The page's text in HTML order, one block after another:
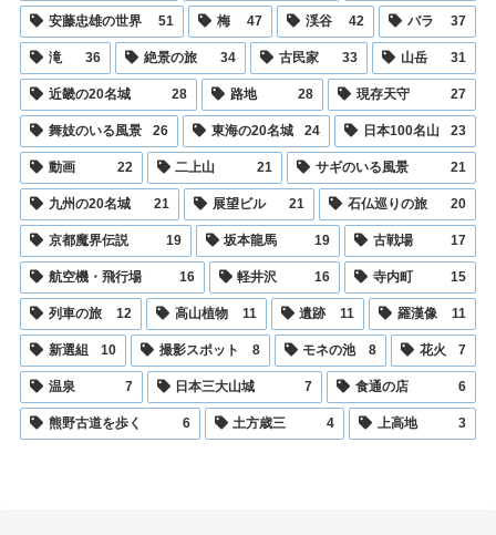
安藤忠雄の世界 51 梅 47 渓谷 42 バラ 37
滝 36 絶景の旅 34 古民家 33 山岳 31
近畿の20名城 28 路地 28 現存天守 27
舞妓のいる風景 26 東海の20名城 24 日本100名山 23
動画 22 二上山 21 サギのいる風景 21
九州の20名城 21 展望ビル 21 石仏巡りの旅 20
京都魔界伝説 19 坂本龍馬 19 古戦場 17
航空機・飛行場 16 軽井沢 16 寺内町 15
列車の旅 12 高山植物 11 遺跡 11 羅漢像 11
新選組 10 撮影スポット 8 モネの池 8 花火 7
温泉 7 日本三大山城 7 食通の店 6
熊野古道を歩く 6 土方歳三 4 上高地 3